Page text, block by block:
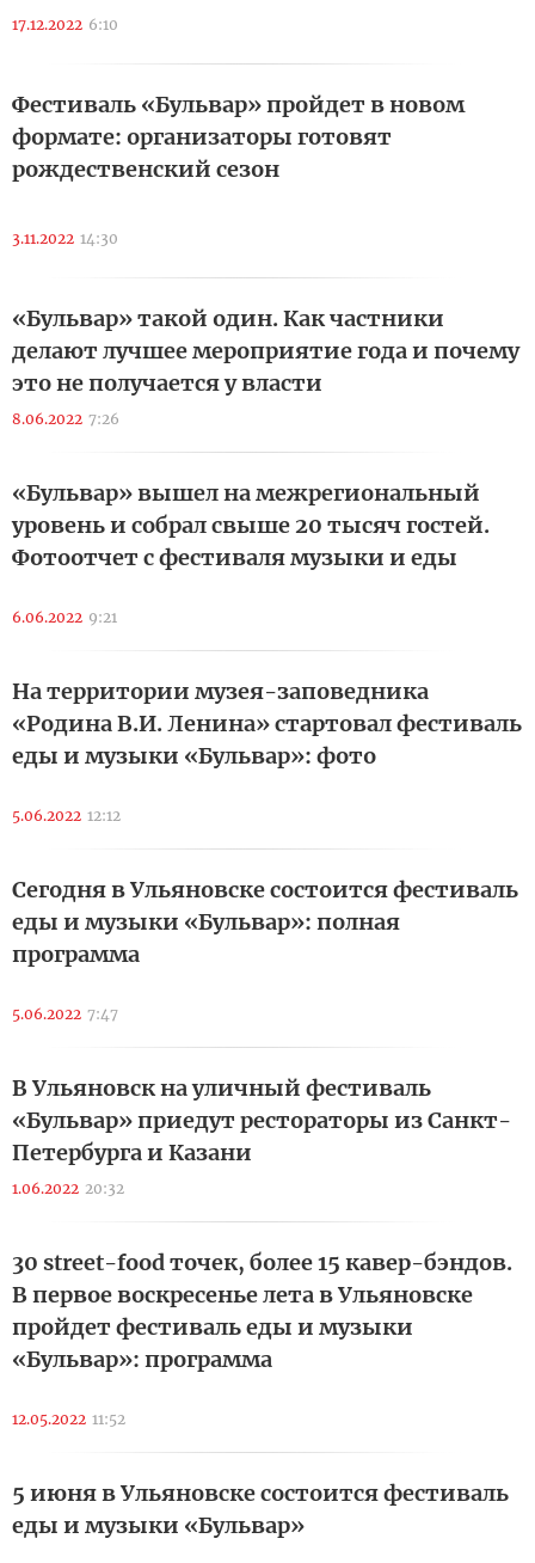
17.12.2022 6:10
Фестиваль «Бульвар» пройдет в новом
формате: организаторы готовят
рождественский сезон
3.11.2022 14:30
«Бульвар» такой один. Как частники
делают лучшее мероприятие года и почему
это не получается у власти
8.06.2022 7:26
«Бульвар» вышел на межрегиональный
уровень и собрал свыше 20 тысяч гостей.
Фотоотчет с фестиваля музыки и еды
6.06.2022 9:21
На территории музея-заповедника
«Родина В.И. Ленина» стартовал фестиваль
еды и музыки «Бульвар»: фото
5.06.2022 12:12
Сегодня в Ульяновске состоится фестиваль
еды и музыки «Бульвар»: полная
программа
5.06.2022 7:47
В Ульяновск на уличный фестиваль
«Бульвар» приедут рестораторы из Санкт-
Петербурга и Казани
1.06.2022 20:32
30 street-food точек, более 15 кавер-бэндов.
В первое воскресенье лета в Ульяновске
пройдет фестиваль еды и музыки
«Бульвар»: программа
12.05.2022 11:52
5 июня в Ульяновске состоится фестиваль
еды и музыки «Бульвар»